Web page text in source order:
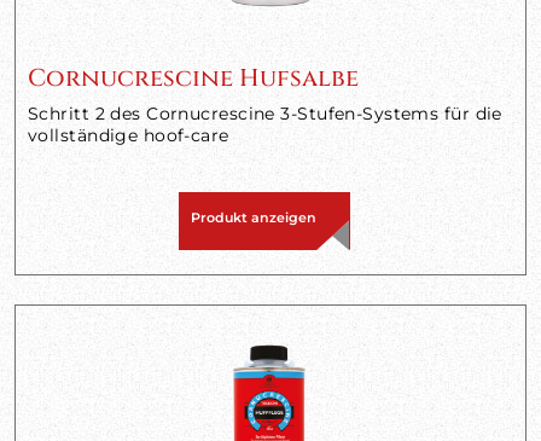
Cornucrescine Hufsalbe
Schritt 2 des Cornucrescine 3-Stufen-Systems für die
vollständige hoof-care
Produkt anzeigen